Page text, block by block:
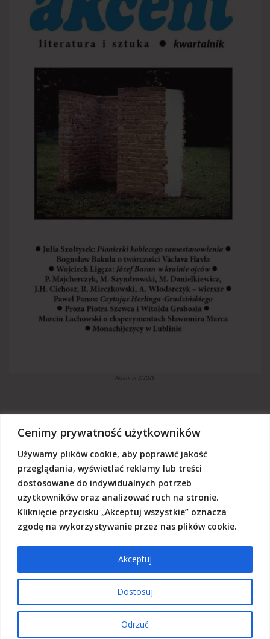
Cenimy prywatność użytkowników
Używamy plików cookie, aby poprawić jakość
przeglądania, wyświetlać reklamy lub treści
dostosowane do indywidualnych potrzeb
użytkowników oraz analizować ruch na stronie.
Kliknięcie przycisku „Akceptuj wszystkie” oznacza
zgodę na wykorzystywanie przez nas plików cookie.
Dostosuj
Odrzuć
Akceptuj
Akcent nr 3/2026
„Akcent” jest czasopismem niezależnym, utrzymujemy się z dotacji
budżetowych oraz darowizn. Będziemy wdzięczni, jeśli zechcą nas
Państwo wesprzeć dowolną kwotą.
Wschodnia Fundacja Kultury „Akcent”, ul. Grodzka 3, 20-112 Lublin
Nr rachunku:50124015031111000017528667
(z dopiskiem: Darowizna na działalność statutową Wschodniej
Fundacji Kultury Akcent w sferze pożytku publicznego)